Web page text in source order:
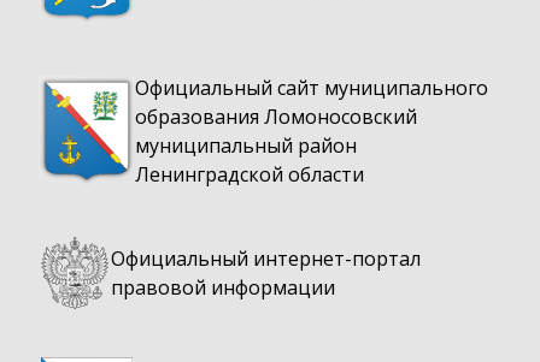
Официальный сайт муниципального
образования Ломоносовский
муниципальный район
Ленинградской области
Официальный интернет-портал
правовой информации